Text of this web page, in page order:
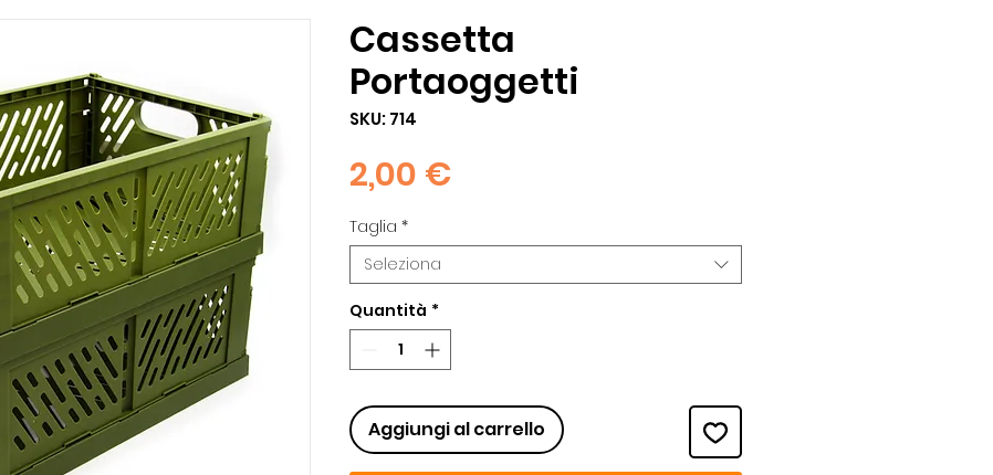
Cassetta
Portaoggetti
SKU: 714
2,00 €
Taglia *
Seleziona
Quantità *
Aggiungi al carrello